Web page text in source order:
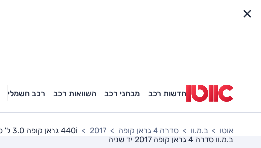
חדשות רכב מבחני רכב השוואות רכב רכב חשמלי
אוטו ב.מ.וו סדרה 4 גראן קופה 2017
440i גראן קופה 3.0 ל' טורבו, אוט'
ב.מ.וו סדרה 4 גראן קופה 2017
יד שניה